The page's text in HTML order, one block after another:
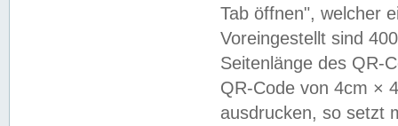
Tab öffnen", welcher
Voreingestellt sind
Seitenlänge des QR-
QR-Code von 4cm ×
ausdrucken, so setzt